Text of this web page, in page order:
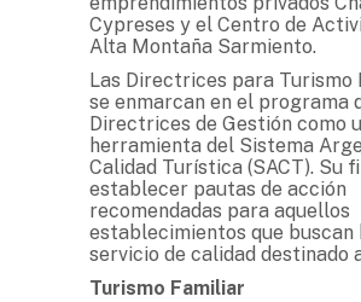
Cypreses y el Centro de
Alta Montaña Sarmiento.
Las Directrices para Turismo
se enmarcan en el programa
Directrices de Gestión como
herramienta del Sistema
Calidad Turística (SACT). Su
establecer pautas de acción
recomendadas para aquellos
establecimientos que buscan
servicio de calidad destinado
Turismo Familiar